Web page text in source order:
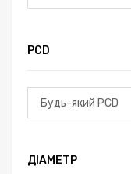
PCD
ДІАМЕТР